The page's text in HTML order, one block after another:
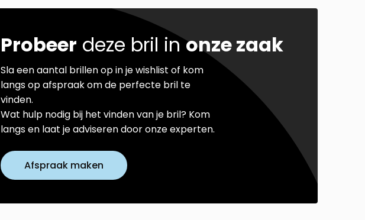
Probeer deze bril inonze zaak
Sla een aantal brillen op in je wishlist of kom
langs op afspraak om de perfecte bril te
vinden.
Wat hulp nodig bij het vinden van je bril? Kom
langs en laat je adviseren door onze experten.
Afspraak maken